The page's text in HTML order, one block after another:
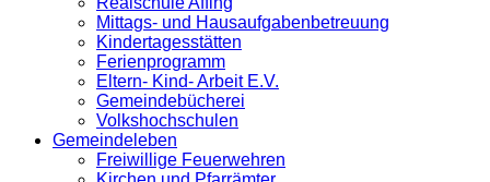
Mittags- und Hausaufgabenbetreuung
Kindertagesstätten
Ferienprogramm
Eltern- Kind- Arbeit E.V.
Gemeindebücherei
Volkshochschulen
Gemeindeleben
Freiwillige Feuerwehren